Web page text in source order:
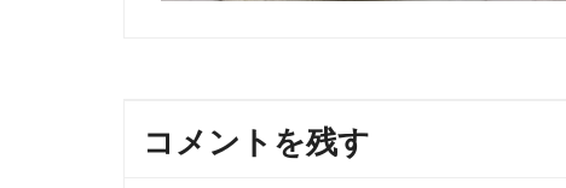
コメントを残す